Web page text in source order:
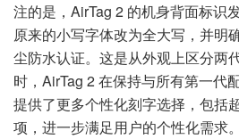
注的是，AirTag 2 的机身背面标识
原来的小写字体改为全大写，并明
尘防水认证。这是从外观上区分两
时，AirTag 2 在保持与所有第一代
提供了更多个性化刻字选择，包括
项，进一步满足用户的个性化需求。